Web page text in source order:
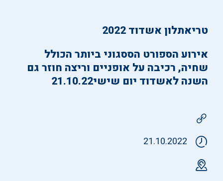
טריאתלון אשדוד 2022
אירוע הספורט הססגוני ביותר הכולל
שחיה, רכיבה על אופניים וריצה חוזר גם
השנה לאשדוד יום‭ ‬שישי‭ ‬21.10.22
21.10.2022